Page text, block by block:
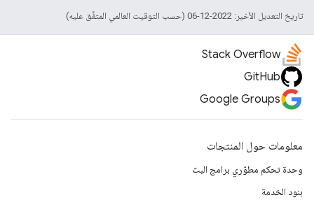
تاريخ التعديل الأخير: 2022-12-06 (حسب التوقيت العالمي المتفَّق عليه)
Stack Overflow
GitHub
Google Groups
معلومات حول المنتجات
وحدة تحكم مطوّري برامج البث
بنود الخدمة